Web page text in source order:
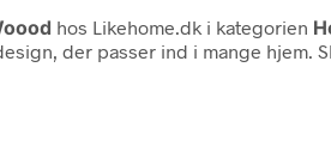
hos Likehome.dk i kategorien
der passer ind i mange hjem.